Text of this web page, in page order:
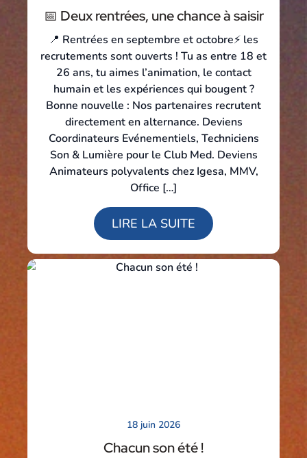
📅 Deux rentrées, une chance à saisir
📍 Rentrées en septembre et octobre⚡ les
recrutements sont ouverts ! Tu as entre 18 et
26 ans, tu aimes l’animation, le contact
humain et les expériences qui bougent ?
Bonne nouvelle : Nos partenaires recrutent
directement en alternance. Deviens
Coordinateurs Evénementiels, Techniciens
Son & Lumière pour le Club Med. Deviens
Animateurs polyvalents chez Igesa, MMV,
Office […]
LIRE LA SUITE
18 juin 2026
Chacun son été !